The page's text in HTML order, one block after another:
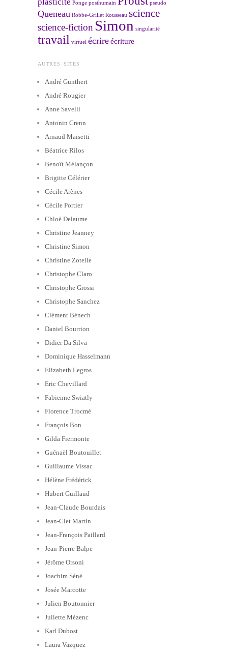
Ponge posthumain pseudo
Queneau Robbe-Grillet Rousseau science
science-fiction Simon singularité
travail virtuel écrireécriture
AUTRES SITES
André Gunthert
André Rougier
Anne Savelli
Antonin Crenn
Arnaud Maïsetti
Béatrice Rilos
Benoît Mélançon
Brigitte Célérier
Cécile Arènes
Cécile Portier
Chloé Delaume
Christine Jeanney
Christine Simon
Christine Zotelle
Christophe Claro
Christophe Grossi
Christophe Sanchez
Clément Bénech
Daniel Bourrion
Didier Da Silva
Dominique Hasselmann
Elizabeth Legros
Eric Chevillard
Fabienne Swiatly
Florence Trocmé
François Bon
Gilda Fiermonte
Guénaël Boutouillet
Guillaume Vissac
Hélène Frédérick
Hubert Guillaud
Jean-Claude Bourdais
Jean-Clet Martin
Jean-François Paillard
Jean-Pierre Balpe
Jérôme Orsoni
Joachim Séné
Josée Marcotte
Julien Boutonnier
Juliette Mézenc
Karl Dubost
Laura Vazquez